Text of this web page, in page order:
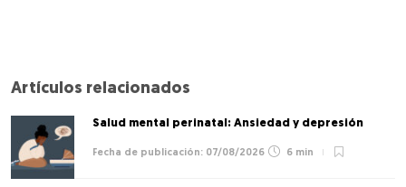
Artículos relacionados
Salud mental perinatal: Ansiedad y depresión
07/08/2026 6 min